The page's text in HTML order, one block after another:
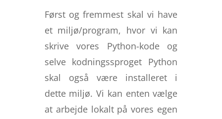
Først og fremmest skal vi have
et miljø/program, hvor vi kan
skrive vores Python-kode og
selve kodningssproget Python
skal også være installeret i
dette miljø. Vi kan enten vælge
at arbejde lokalt på vores egen